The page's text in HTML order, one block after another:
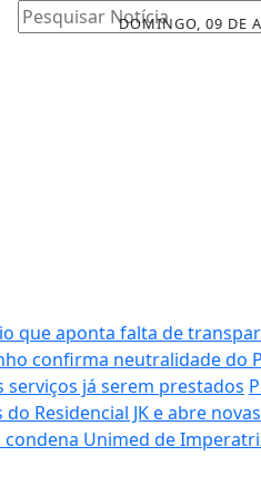
DOMINGO, 09 DE
Pesquisar Notícia
que aponta falta de
confirma neutralidade do
já serem prestados
Residencial JK e abre
condena Unimed de